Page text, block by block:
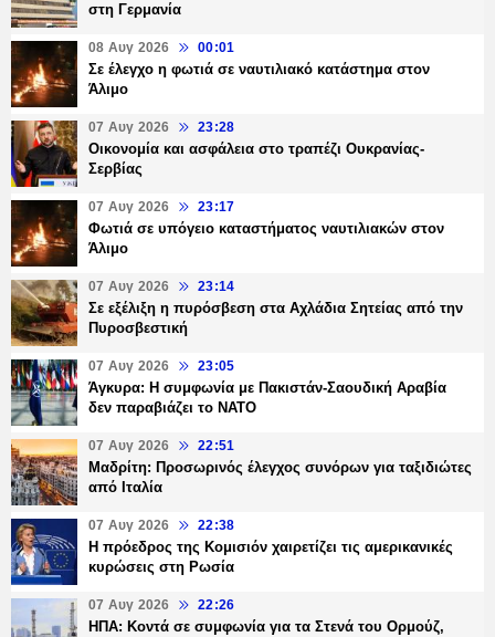
στη Γερμανία
08 Αυγ 2026 00:01
Σε έλεγχο η φωτιά σε ναυτιλιακό κατάστημα στον
Άλιμο
07 Αυγ 2026 23:28
Οικονομία και ασφάλεια στο τραπέζι Ουκρανίας-
Σερβίας
07 Αυγ 2026 23:17
Φωτιά σε υπόγειο καταστήματος ναυτιλιακών στον
Άλιμο
07 Αυγ 2026 23:14
Σε εξέλιξη η πυρόσβεση στα Αχλάδια Σητείας από την
Πυροσβεστική
07 Αυγ 2026 23:05
Άγκυρα: Η συμφωνία με Πακιστάν-Σαουδική Αραβία
δεν παραβιάζει το ΝΑΤΟ
07 Αυγ 2026 22:51
Μαδρίτη: Προσωρινός έλεγχος συνόρων για ταξιδιώτες
από Ιταλία
07 Αυγ 2026 22:38
Η πρόεδρος της Κομισιόν χαιρετίζει τις αμερικανικές
κυρώσεις στη Ρωσία
07 Αυγ 2026 22:26
ΗΠΑ: Κοντά σε συμφωνία για τα Στενά του Ορμούζ,